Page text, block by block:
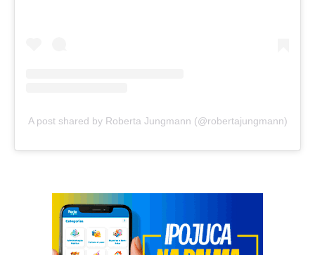
A post shared by Roberta Jungmann (@robertajungmann)